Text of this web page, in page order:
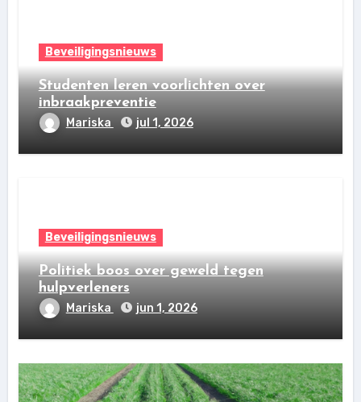
Beveiligingsnieuws
Studenten leren voorlichten over
inbraakpreventie
Mariska jul 1, 2026
Beveiligingsnieuws
Politiek boos over geweld tegen
hulpverleners
Mariska jun 1, 2026